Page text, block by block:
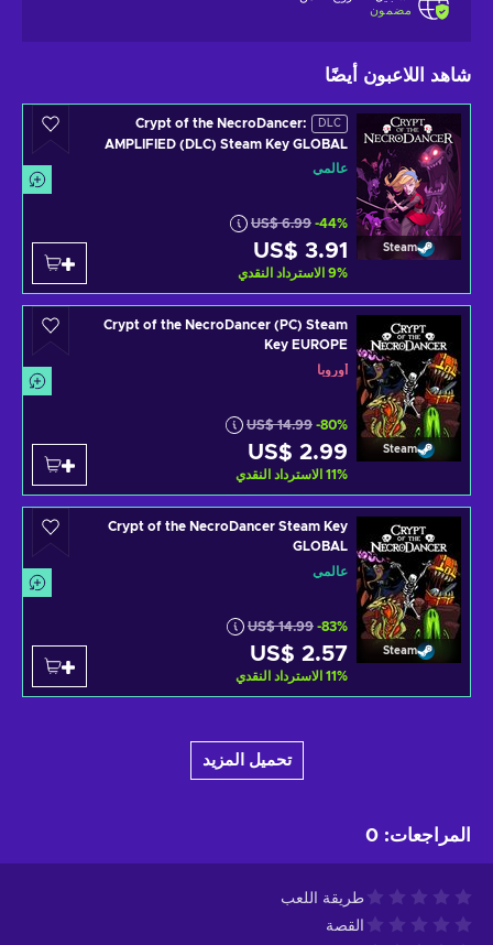
مضمون
شاهد اللاعبون أيضًا
Steam
DLC
Crypt of the NecroDancer:
AMPLIFIED (DLC) Steam Key GLOBAL
عالمي
US$ 6.99 -44%
US$ 3.91
9% الاسترداد النقدي
Steam
Crypt of the NecroDancer (PC) Steam
Key EUROPE
أوروبا
US$ 14.99 -80%
US$ 2.99
11% الاسترداد النقدي
Steam
Crypt of the NecroDancer Steam Key
GLOBAL
عالمي
US$ 14.99 -83%
US$ 2.57
11% الاسترداد النقدي
تحميل المزيد
المراجعات:
0
طريقة اللعب
القصة